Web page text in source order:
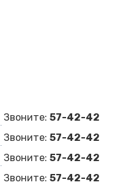
Звоните: 57-42-42
Звоните: 57-42-42
Звоните: 57-42-42
Звоните: 57-42-42